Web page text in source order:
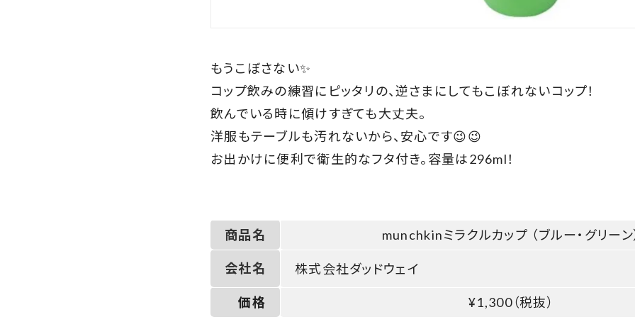
もうこぼさない✨
コップ飲みの練習にピッタリの、逆さまにしてもこぼれないコップ！
飲んでいる時に傾けすぎても大丈夫。
洋服もテーブルも汚れないから、安心です😉😉
お出かけに便利で衛生的なフタ付き。容量は296ml！
商品名 munchkinミラクルカップ （ブルー・グリーン
会社名 株式会社ダッドウェイ
価格 ¥1,300（税抜）